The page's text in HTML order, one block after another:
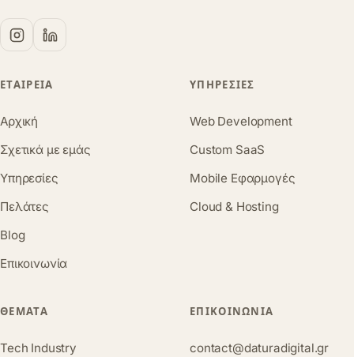
ΕΤΑΙΡΕΊΑ
Αρχική
Σχετικά με εμάς
Υπηρεσίες
Πελάτες
Blog
Επικοινωνία
ΥΠΗΡΕΣΊΕΣ
Web Development
Custom SaaS
Mobile Εφαρμογές
Cloud & Hosting
ΘΈΜΑΤΑ
Tech Industry
ΕΠΙΚΟΙΝΩΝΊΑ
contact@daturadigital.gr